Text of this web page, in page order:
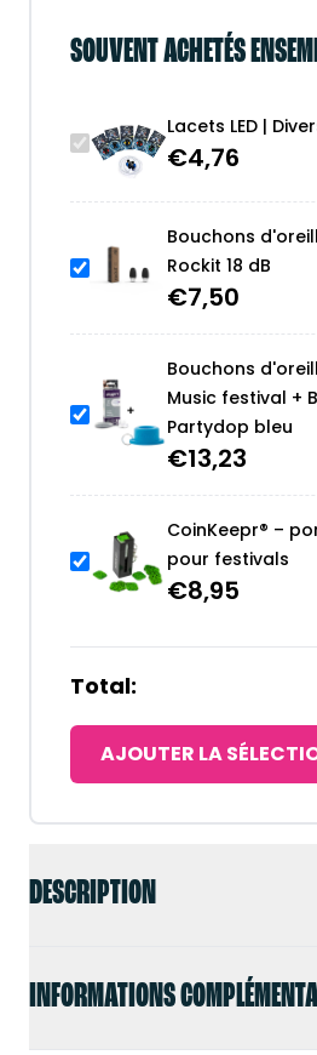
DESCRIPTION
INFORMATIONS
SOUVENT ACHETÉS
Lacets LED |
€4,76
Bouchons
Rockit 18 dB
€7,50
Bouchons
Music festival +
Partydop bleu
€13,23
CoinKeepr® –
pour festivals
€8,95
Total:
AJOUTER LA